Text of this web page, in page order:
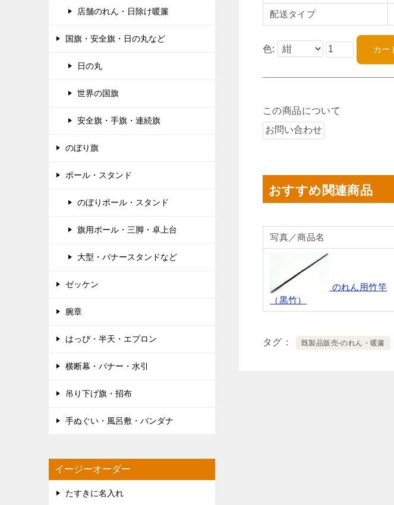
配送タイプ
色:
この商品について
おすすめ関連商品
写真／商品名
のれん用竹竿
（黒竹）
タグ 既製品販売-のれん・暖簾
店舗のれん・日除け暖簾
国旗・安全旗・日の丸など
日の丸
世界の国旗
安全旗・手旗・連続旗
のぼり旗
ポール・スタンド
のぼりポール・スタンド
旗用ポール・三脚・卓上台
大型・バナースタンドなど
ゼッケン
腕章
はっぴ・半天・エプロン
横断幕・バナー・水引
吊り下げ旗・招布
手ぬぐい・風呂敷・バンダナ
イージーオーダー
たすきに名入れ